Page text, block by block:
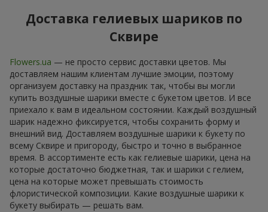
Доставка гелиевых шариков по
Сквире
Flowers.ua — не просто сервис доставки цветов. Мы
доставляем нашим клиентам лучшие эмоции, поэтому
организуем доставку на праздник так, чтобы вы могли
купить воздушные шарики вместе с букетом цветов. И все
приехало к вам в идеальном состоянии. Каждый воздушный
шарик надежно фиксируется, чтобы сохранить форму и
внешний вид. Доставляем воздушные шарики к букету по
всему Сквире и пригороду, быстро и точно в выбранное
время. В ассортименте есть как гелиевые шарики, цена на
которые достаточно бюджетная, так и шарики с гелием,
цена на которые может превышать стоимость
флористической композиции. Какие воздушные шарики к
букету выбирать — решать вам.